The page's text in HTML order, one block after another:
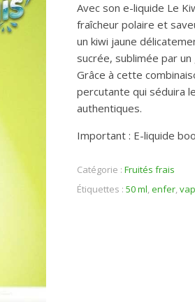
Avec son e-liquide Le
fraîcheur polaire et
un kiwi jaune
sucrée, sublimée par
Grâce à cette
percutante qui séduira
authentiques.
Important : E-liquide
Catégorie : Fruités frais
Étiquettes : 50 ml,enfer,